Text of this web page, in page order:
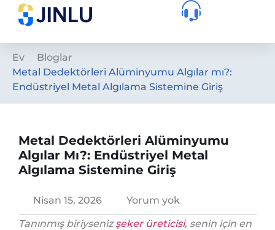
Ev
Bloglar
Metal Dedektörleri Alüminyumu Algılar mı?:
Endüstriyel Metal Algılama Sistemine Giriş
Metal Dedektörleri Alüminyumu
Algılar Mı?: Endüstriyel Metal
Algılama Sistemine Giriş
Nisan 15, 2026
Yorum yok
Tanınmış biriysenizşeker üreticisi, senin için en